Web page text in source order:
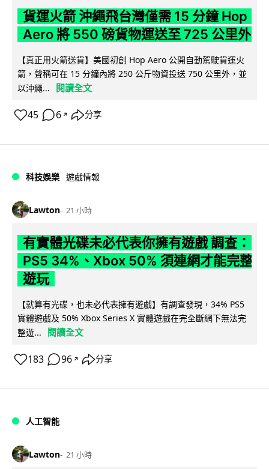
貨運火箭 沖繩飛台灣僅需 15 分鐘 Hop
Aero 將 550 磅貨物運送至 725 公里外
【真正用火箭送貨】美國初創 Hop Aero 公開自動駕駛貨運火
箭，聲稱可在 15 分鐘內將 250 公斤物資投送 750 公里外，並
以沖繩...
閱讀全文
45 6 ↗ 分享
科技娛樂 遊戲情報
Lawton 21 小時
有實體光碟未必代表你擁有遊戲 調查：
PS5 34%、Xbox 50% 須連網才能完整
遊玩
【就算有光碟，也未必代表擁有遊戲】有調查發現，34% PS5
實體遊戲及 50% Xbox Series X 實體遊戲在完全斷網下無法完
整遊...
閱讀全文
183 96 ↗ 分享
人工智能
Lawton 21 小時